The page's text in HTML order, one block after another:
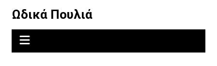
περιεχόμενο
Ωδικά Πουλιά